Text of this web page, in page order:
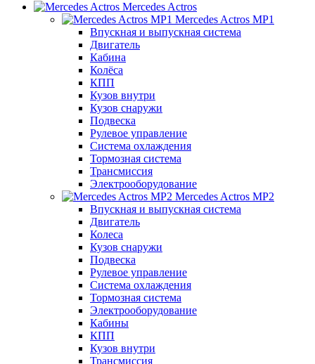
Mercedes Actros
Mercedes Actros MP1
Впускная и выпускная система
Двигатель
Кабина
Колёса
КПП
Кузов внутри
Кузов снаружи
Подвеска
Рулевое управление
Система охлаждения
Тормозная система
Трансмиссия
Электрооборудование
Mercedes Actros MP2
Впускная и выпускная система
Двигатель
Колеса
Кузов снаружи
Подвеска
Рулевое управление
Система охлаждения
Тормозная система
Электрооборудование
Кабины
КПП
Кузов внутри
Трансмиссия